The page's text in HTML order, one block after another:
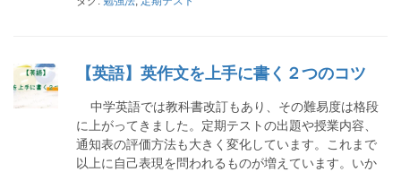
【英語】英作文を上手に書く２つのコツ
中学英語では教科書改訂もあり、その難易度は格段
に上がってきました。定期テストの出題や授業内容、
通知表の評価方法も大きく変化しています。これまで
以上に自己表現を問われるものが増えています。いか